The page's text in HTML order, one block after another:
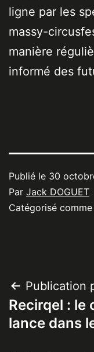
ligne par les
massy-
manière
informé des
Publié le 30
Par Jack DOGUET
Catégorisé comme
de
Publication
Recirqel : le
lance dans